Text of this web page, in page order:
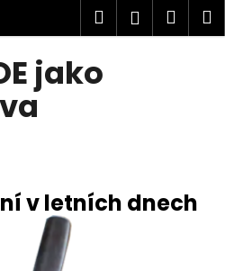
Hledat
jako
v letních dnech